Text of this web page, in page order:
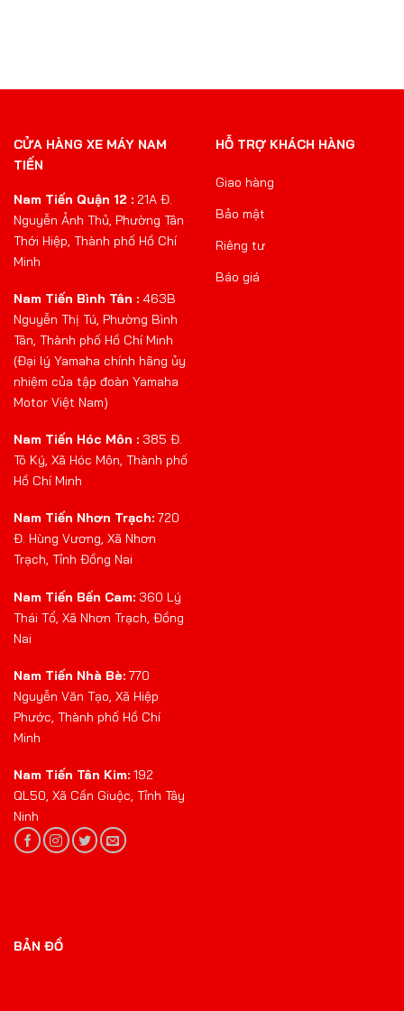
CỬA HÀNG XE MÁY NAM
TIẾN
Nam Tiến Quận 12 : 21A Đ.
Nguyễn Ảnh Thủ, Phường Tân
Thới Hiệp, Thành phố Hồ Chí
Minh
Nam Tiến Bình Tân : 463B
Nguyễn Thị Tú, Phường Bình
Tân, Thành phố Hồ Chí Minh
(Đại lý Yamaha chính hãng ủy
nhiệm của tập đoàn Yamaha
Motor Việt Nam)
Nam Tiến Hóc Môn : 385 Đ.
Tô Ký, Xã Hóc Môn, Thành phố
Hồ Chí Minh
Nam Tiến Nhơn Trạch: 720
Đ. Hùng Vương, Xã Nhơn
Trạch, Tỉnh Đồng Nai
Nam Tiến Bến Cam: 360 Lý
Thái Tổ, Xã Nhơn Trạch, Đồng
Nai
Nam Tiến Nhà Bè: 770
Nguyễn Văn Tạo, Xã Hiệp
Phước, Thành phố Hồ Chí
Minh
Nam Tiến Tân Kim: 192
QL50, Xã Cần Giuộc, Tỉnh Tây
Ninh
HỖ TRỢ KHÁCH HÀNG
Giao hàng
Bảo mật
Riêng tư
Báo giá
BẢN ĐỒ